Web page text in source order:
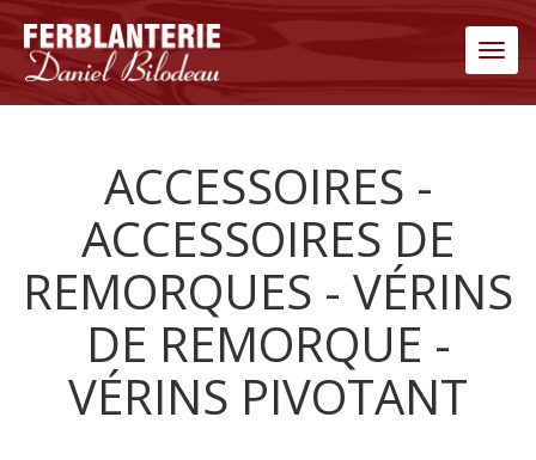
ACCESSOIRES -
ACCESSOIRES DE
REMORQUES - VÉRINS
DE REMORQUE -
VÉRINS PIVOTANT